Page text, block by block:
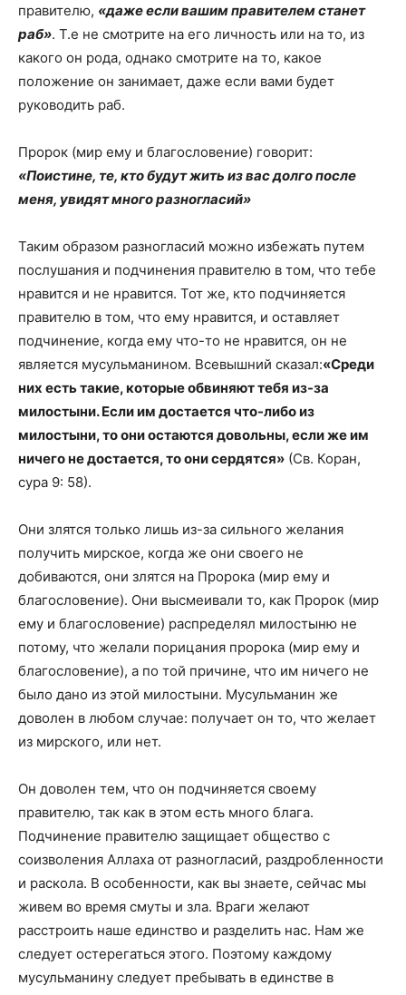
правителю, «даже если вашим правителем станет
раб». Т.е не смотрите на его личность или на то, из
какого он рода, однако смотрите на то, какое
положение он занимает, даже если вами будет
руководить раб.
Пророк (мир ему и благословение) говорит:
«Поистине, те, кто будут жить из вас долго после
меня, увидят много разногласий»
Таким образом разногласий можно избежать путем
послушания и подчинения правителю в том, что тебе
нравится и не нравится. Тот же, кто подчиняется
правителю в том, что ему нравится, и оставляет
подчинение, когда ему что-то не нравится, он не
является мусульманином. Всевышний сказал:«Среди
них есть такие, которые обвиняют тебя из-за
милостыни. Если им достается что-либо из
милостыни, то они остаются довольны, если же им
ничего не достается, то они сердятся» (Св. Коран,
сура 9: 58).
Они злятся только лишь из-за сильного желания
получить мирское, когда же они своего не
добиваются, они злятся на Пророка (мир ему и
благословение). Они высмеивали то, как Пророк (мир
ему и благословение) распределял милостыню не
потому, что желали порицания пророка (мир ему и
благословение), а по той причине, что им ничего не
было дано из этой милостыни. Мусульманин же
доволен в любом случае: получает он то, что желает
из мирского, или нет.
Он доволен тем, что он подчиняется своему
правителю, так как в этом есть много блага.
Подчинение правителю защищает общество с
соизволения Аллаха от разногласий, раздробленности
и раскола. В особенности, как вы знаете, сейчас мы
живем во время смуты и зла. Враги желают
расстроить наше единство и разделить нас. Нам же
следует остерегаться этого. Поэтому каждому
мусульманину следует пребывать в единстве в